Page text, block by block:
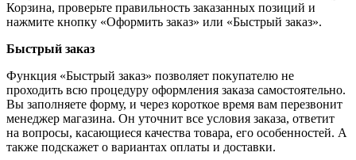
Корзина, проверьте правильность заказанных позиций и
нажмите кнопку «Оформить заказ» или «Быстрый заказ».
Быстрый заказ
Функция «Быстрый заказ» позволяет покупателю не
проходить всю процедуру оформления заказа самостоятельно.
Вы заполняете форму, и через короткое время вам перезвонит
менеджер магазина. Он уточнит все условия заказа, ответит
на вопросы, касающиеся качества товара, его особенностей. А
также подскажет о вариантах оплаты и доставки.